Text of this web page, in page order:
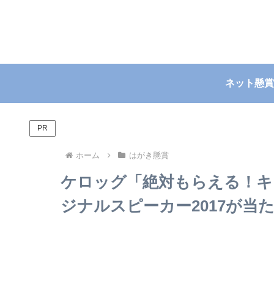
ネット懸賞
PR
ホーム はがき懸賞
ケロッグ「絶対もらえる！
ジナルスピーカー2017が当